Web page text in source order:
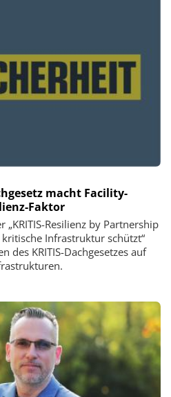
macht Facility-
Faktor
Resilienz by Partnership
Infrastruktur schützt“
des KRITIS-Dachgesetzes auf